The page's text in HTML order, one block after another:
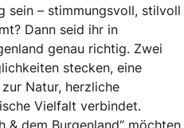
sein – stimmungsvoll, stilvoll
Dann seid ihr in
genau richtig. Zwei
stecken, eine
Natur, herzliche
Vielfalt verbindet.